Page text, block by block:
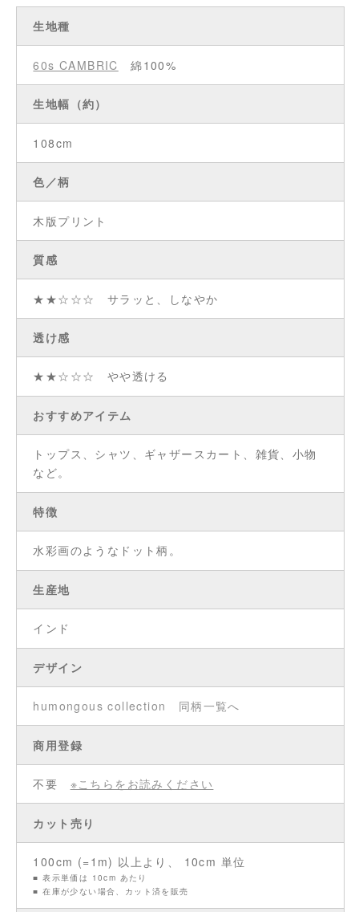
生地種
60s CAMBRIC 綿100%
生地幅（約）
108cm
色／柄
木版プリント
質感
★★☆☆☆ サラッと、しなやか
透け感
★★☆☆☆ やや透ける
おすすめアイテム
トップス、シャツ、ギャザースカート、雑貨、小物
など。
特徴
水彩画のようなドット柄。
生産地
インド
デザイン
humongous collection 同柄一覧へ
商用登録
不要 ※こちらをお読みください
カット売り
100cm (=1m) 以上より、 10cm 単位
■ 表示単価は 10cm あたり
■ 在庫が少ない場合、カット済を販売